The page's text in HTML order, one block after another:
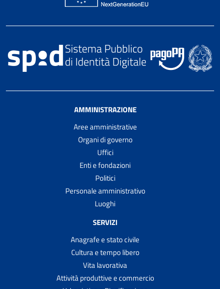
AMMINISTRAZIONE
Aree amministrative
Organi di governo
Uffici
Enti e fondazioni
Politici
Personale amministrativo
Luoghi
SERVIZI
Anagrafe e stato civile
Cultura e tempo libero
Vita lavorativa
Attività produttive e commercio